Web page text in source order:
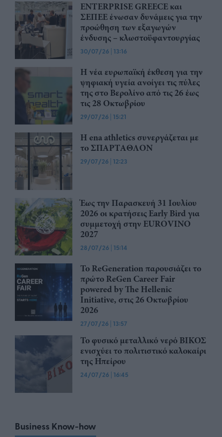
ENTERPRISE GREECE και
ΣΕΠΕΕ ένωσαν δυνάμεις για την
προώθηση των εξαγωγών
ένδυσης – κλωστοϋφαντουργίας
30/07/26 | 13:16
Η νέα ευρωπαϊκή έκθεση για την
ψηφιακή υγεία ανοίγει τις πύλες
της στο Βερολίνο από τις 26 έως
τις 28 Οκτωβρίου
29/07/26 | 15:21
Η ena athletics συνεργάζεται με
το ΣΠΑΡΤΑΘΛΟΝ
29/07/26 | 12:23
Έως την Παρασκευή 31 Ιουλίου
2026 οι κρατήσεις Early Bird για
συμμετοχή στην EUROVINO
2027
28/07/26 | 15:14
Το ReGeneration παρουσιάζει το
πρώτο ReGen Career Fair
powered by The Hellenic
Initiative, στις 26 Οκτωβρίου
2026
27/07/26 | 13:57
Το φυσικό μεταλλικό νερό ΒΙΚΟΣ
ενισχύει το πολιτιστικό καλοκαίρι
της Ηπείρου
24/07/26 | 16:45
Business Know-how